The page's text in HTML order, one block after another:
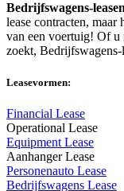
Bedrijfswagens-
lease contracten,
van een voertuig! Of u
zoekt,
Leasevormen:
Financial Lease
Operational Lease
Equipment Lease
Aanhanger Lease
Personenauto Lease
Bedrijfswagens Lease